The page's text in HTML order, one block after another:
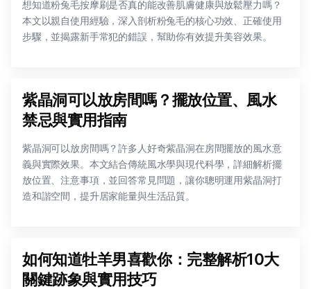
想知道粉兔毛按摩刷是否真的能改善肌膚健康與放鬆壓力嗎？
本文以親自使用經驗，深入剖析粉兔毛的核心功效、正確使用
步驟，並揭露新手常犯的錯誤，幫助你有效提升美容效果。
紫晶洞可以放房間嗎？擺放位置、風水
禁忌與實用指南
紫晶洞可以放房間嗎？許多人好奇紫晶洞在房間擺放的風水意
義與實際效果。本文結合傳統風水學與現代科學，詳細解析擺
放位置、注意事項，並回答常見問題，讓你聰明運用紫晶洞打
造和諧空間，提升居家能量與生活品質。
如何知道牡羊男喜歡你：完整解析10大
關鍵跡象與實用技巧